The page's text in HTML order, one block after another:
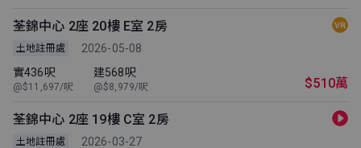
荃錦中心 2座 20樓 E室 2房
土地註冊處
2026-05-08
實436呎
@$11,697/呎
建568呎
@$8,979/呎 $510萬
荃錦中心 2座 19樓 C室 2房
土地註冊處 2026-03-27